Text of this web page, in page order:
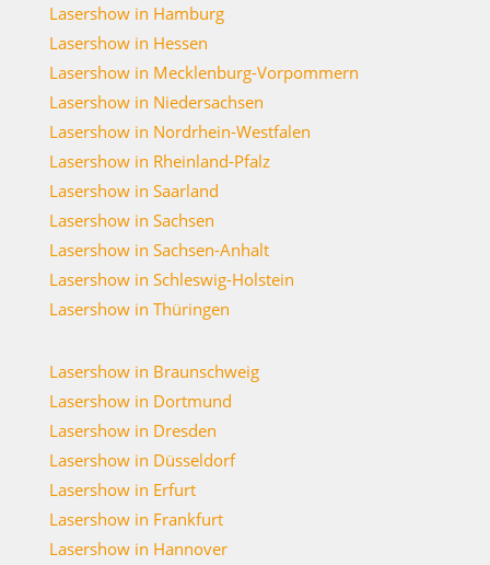
Lasershow in Hamburg
Lasershow in Hessen
Lasershow in Mecklenburg-Vorpommern
Lasershow in Niedersachsen
Lasershow in Nordrhein-Westfalen
Lasershow in Rheinland-Pfalz
Lasershow in Saarland
Lasershow in Sachsen
Lasershow in Sachsen-Anhalt
Lasershow in Schleswig-Holstein
Lasershow in Thüringen
Lasershow in Braunschweig
Lasershow in Dortmund
Lasershow in Dresden
Lasershow in Düsseldorf
Lasershow in Erfurt
Lasershow in Frankfurt
Lasershow in Hannover